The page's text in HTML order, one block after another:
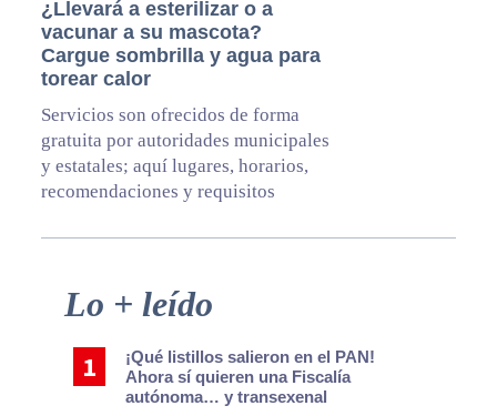
¿Llevará a esterilizar o a
vacunar a su mascota?
Cargue sombrilla y agua para
torear calor
Servicios son ofrecidos de forma
gratuita por autoridades municipales
y estatales; aquí lugares, horarios,
recomendaciones y requisitos
Primary
Lo + leído
¡Qué listillos salieron en el PAN!
Ahora sí quieren una Fiscalía
autónoma… y transexenal